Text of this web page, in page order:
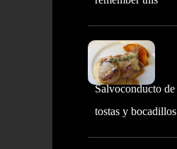
Salvoconducto de
tostas y bocadillos